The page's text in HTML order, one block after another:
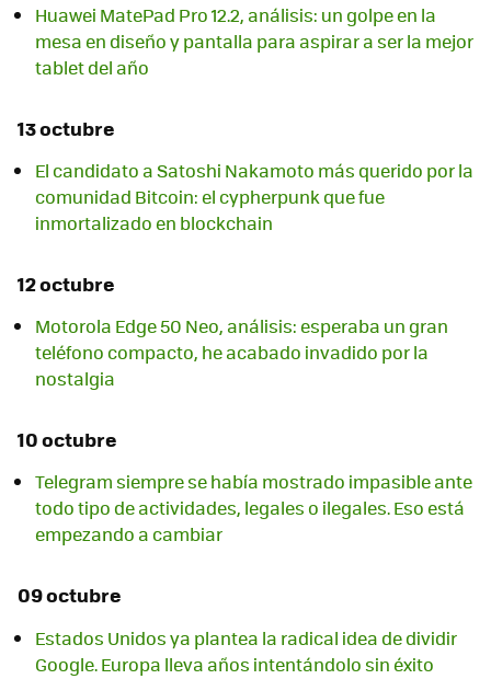
Huawei MatePad Pro 12.2, análisis: un golpe en la
mesa en diseño y pantalla para aspirar a ser la mejor
tablet del año
13 octubre
El candidato a Satoshi Nakamoto más querido por la
comunidad Bitcoin: el cypherpunk que fue
inmortalizado en blockchain
12 octubre
Motorola Edge 50 Neo, análisis: esperaba un gran
teléfono compacto, he acabado invadido por la
nostalgia
10 octubre
Telegram siempre se había mostrado impasible ante
todo tipo de actividades, legales o ilegales. Eso está
empezando a cambiar
09 octubre
Estados Unidos ya plantea la radical idea de dividir
Google. Europa lleva años intentándolo sin éxito